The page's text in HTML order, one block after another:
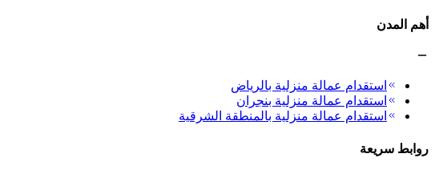
أهم المدن
استقدام عمالة منزلية بالرياض
استقدام عمالة منزلية بنجران
استقدام عمالة منزلية بالمنطقة الشرقية
روابط سريعة